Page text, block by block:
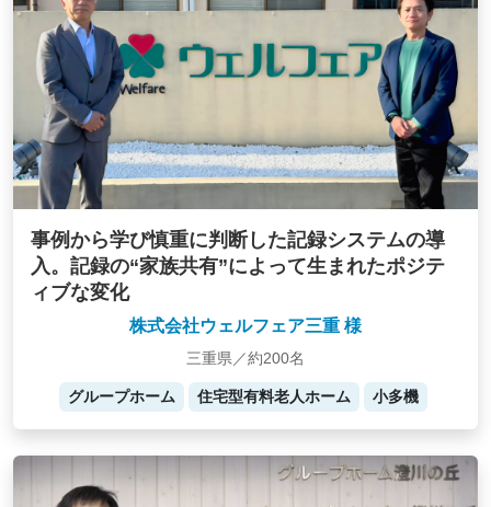
事例から学び慎重に判断した記録システムの導
入。記録の“家族共有”によって生まれたポジテ
ィブな変化
株式会社ウェルフェア三重 様
三重県／約200名
グループホーム 住宅型有料老人ホーム 小多機